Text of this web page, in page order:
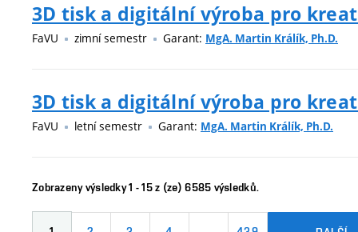
3D tisk a digitální výroba pro
FaVU zimní semestr Garant: MgA. Martin Králík, Ph.D.
3D tisk a digitální výroba pro
FaVU letní semestr Garant: MgA. Martin Králík, Ph.D.
Zobrazeny výsledky 1 - 15 z (ze) 6585 výsledků.